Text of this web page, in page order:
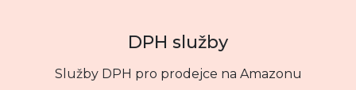
DPH služby
Služby DPH pro prodejce na Amazonu